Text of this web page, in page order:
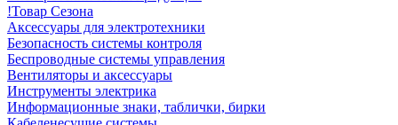
!Товар Сезона
Аксессуары для электротехники
Безопасность системы контроля
Беспроводные системы управления
Вентиляторы и аксессуары
Инструменты электрика
Информационные знаки, таблички, бирки